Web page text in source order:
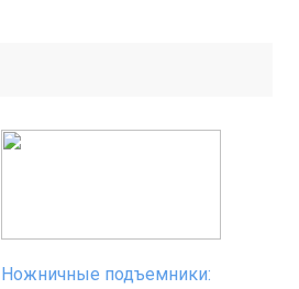
Ножничные подъемники: